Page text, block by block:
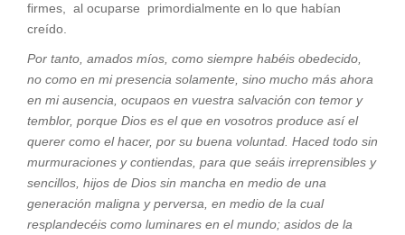
firmes, al ocuparse primordialmente en lo que habían
creído.
Por tanto, amados míos, como siempre habéis obedecido,
no como en mi presencia solamente, sino mucho más ahora
en mi ausencia, ocupaos en vuestra salvación con temor y
temblor, porque Dios es el que en vosotros produce así el
querer como el hacer, por su buena voluntad. Haced todo sin
murmuraciones y contiendas, para que seáis irreprensibles y
sencillos, hijos de Dios sin mancha en medio de una
generación maligna y perversa, en medio de la cual
resplandecéis como luminares en el mundo; asidos de la